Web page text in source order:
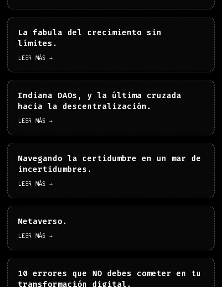
La fabula del crecimiento sin
límites.
LEER MÁS →
Indiana DAOs, y la última cruzada
hacia la descentralización.
LEER MÁS →
Navegando la certidumbre en un mar de
incertidumbres.
LEER MÁS →
Metaverso.
LEER MÁS →
10 errores que NO debes cometer en tu
transformación digital.